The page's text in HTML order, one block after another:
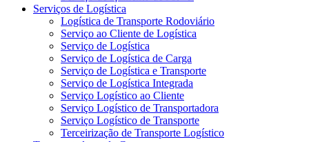
Serviços de Logística
Logística de Transporte Rodoviário
Serviço ao Cliente de Logística
Serviço de Logística
Serviço de Logística de Carga
Serviço de Logística e Transporte
Serviço de Logística Integrada
Serviço Logístico ao Cliente
Serviço Logístico de Transportadora
Serviço Logístico de Transporte
Terceirização de Transporte Logístico